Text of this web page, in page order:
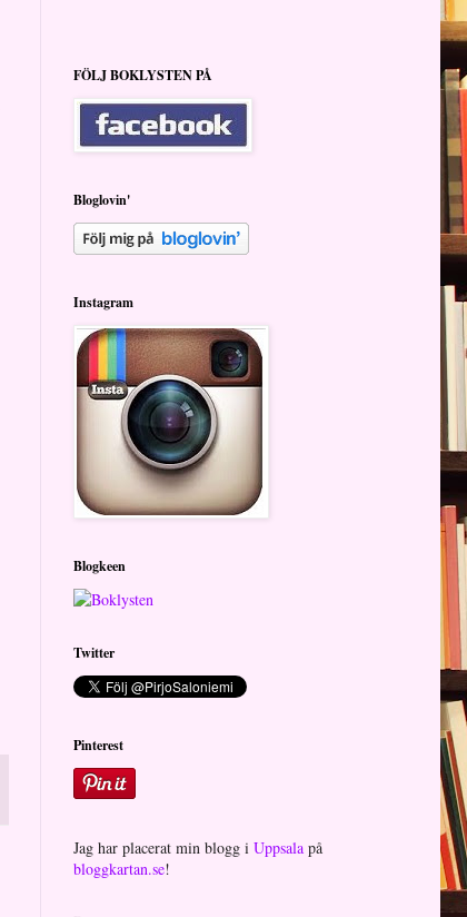
FÖLJ BOKLYSTEN PÅ
Bloglovin'
Instagram
Blogkeen
Twitter
Pinterest
Jag har placerat min blogg i Uppsala på
bloggkartan.se!